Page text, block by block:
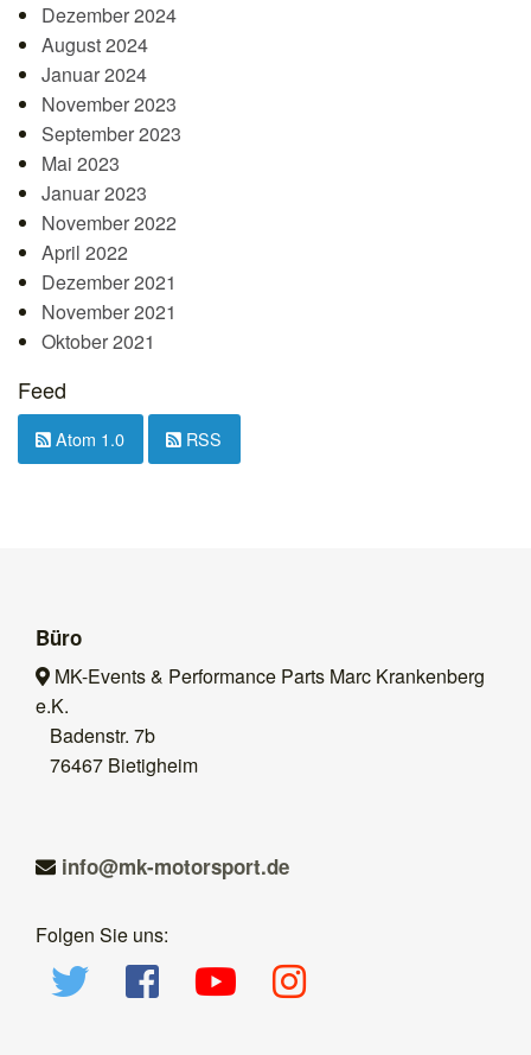
Dezember 2024
August 2024
Januar 2024
November 2023
September 2023
Mai 2023
Januar 2023
November 2022
April 2022
Dezember 2021
November 2021
Oktober 2021
Feed
Atom 1.0 RSS
Büro
MK-Events & Performance Parts Marc Krankenberg
e.K.
Badenstr. 7b
76467 Bietigheim
ed.tropsrotom-km@ofni
Folgen Sie uns: